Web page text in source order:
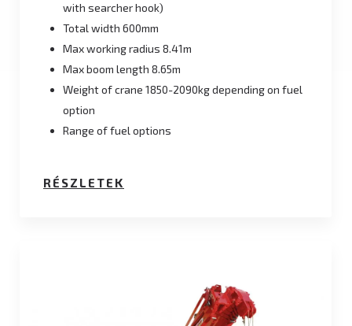
with searcher hook)
Total width 600mm
Max working radius 8.41m
Max boom length 8.65m
Weight of crane 1850-2090kg depending on fuel
option
Range of fuel options
RÉSZLETEK